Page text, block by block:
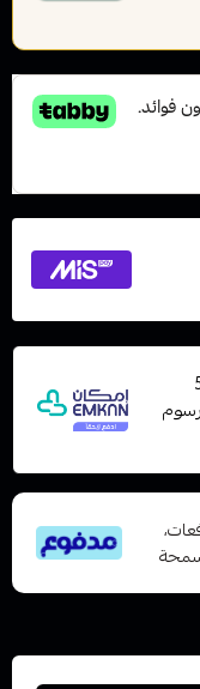
على 5
ميسرة إلى 4 وحتى 6 دفعات،